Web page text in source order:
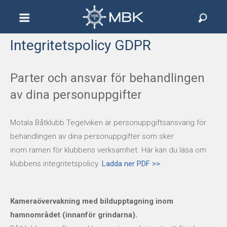
Hem
Information
Hamn & Båtplatser
Fiske
Bildarkiv
Kontakta oss
Integritetspolicy GDPR
Parter och ansvar för behandlingen
av dina personuppgifter
Motala Båtklubb Tegelviken är personuppgiftsansvarig för
behandlingen av dina personuppgifter som sker
inom ramen för klubbens verksamhet. Här kan du läsa om
klubbens integritetspolicy. Ladda ner PDF >>
Kameraövervakning med bildupptagning inom
hamnområdet (innanför grindarna).